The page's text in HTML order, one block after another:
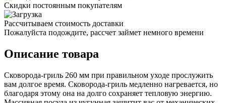
Скидки постоянным покупателям
Рассчитываем стоимость доставки
Пожалуйста подождите, рассчет займет немного времени
Описание товара
Сковорода-гриль 260 мм при правильном уходе прослужить
вам долгое время. Сковорода-гриль медленно нагревается, но
благодаря этому она на долго сохраняет тепловую энергию.